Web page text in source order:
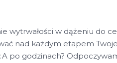
wytrwałości w dążeniu do
nad każdym etapem
po godzinach?